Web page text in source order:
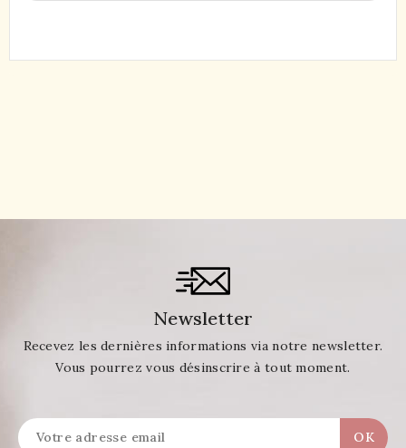
Newsletter
Recevez les dernières informations via notre newsletter.
Vous pourrez vous désinscrire à tout moment.